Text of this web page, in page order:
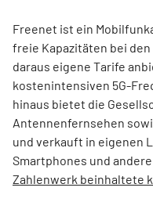
Freenet ist ein
freie Kapazitäten bei
daraus eigene Tarife
kostenintensiven 5G-
hinaus bietet die
Antennenfernsehen
und verkauft in eigenen
Smartphones und
Zahlenwerk beinhaltete